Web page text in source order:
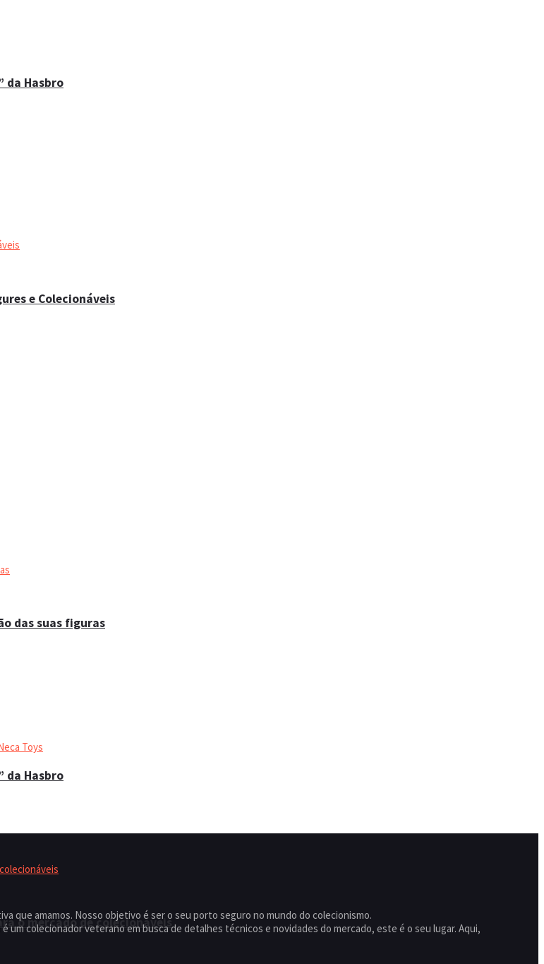
da Hasbro
da Hasbro
e Colecionáveis
das suas figuras
o mercado de colecionáveis
Toys
que amamos. Nosso objetivo é ser o seu porto seguro no mundo do colecionismo.
colecionador veterano em busca de detalhes técnicos e novidades do mercado, este é o seu lugar. Aqui,